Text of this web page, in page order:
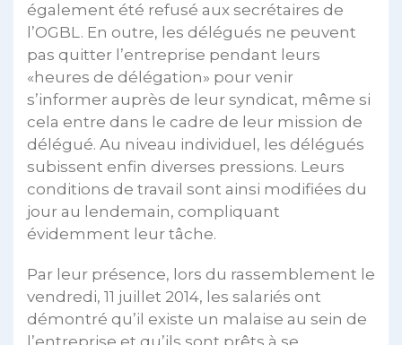
également été refusé aux secrétaires de
l’OGBL. En outre, les délégués ne peuvent
pas quitter l’entreprise pendant leurs
«heures de délégation» pour venir
s’informer auprès de leur syndicat, même si
cela entre dans le cadre de leur mission de
délégué. Au niveau individuel, les délégués
subissent enfin diverses pressions. Leurs
conditions de travail sont ainsi modifiées du
jour au lendemain, compliquant
évidemment leur tâche.
Par leur présence, lors du rassemblement le
vendredi, 11 juillet 2014, les salariés ont
démontré qu’il existe un malaise au sein de
l’entreprise et qu’ils sont prêts à se